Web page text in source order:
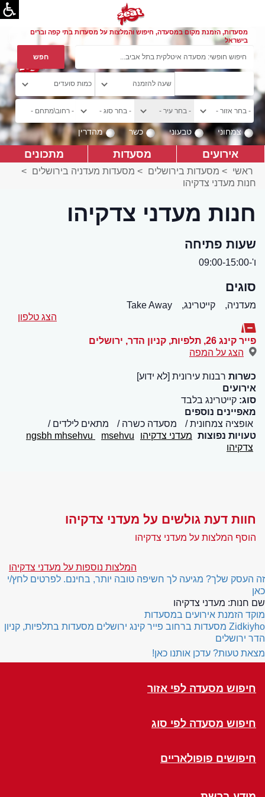
מסעדות, הזמנת מקום במסעדה, חיפוש והמלצות על מסעדות בתי קפה וברים
בישראל
צמחוני טבעוני כשר מהדרין
אירועים מסעדות מתכונים
ראשי > מסעדות בירושלים > מסעדות מעדניה בירושלים >
חנות מעדני צדקיהו
חנות מעדני צדקיהו
שעות פתיחה
ו'-09:00-15:00
סוגים
מעדניה, קייטרינג,
Take Away
הצג טלפון
פייר קינג 26, תלפיות, קניון הדר , ירושלים
הצג על המפה
כשרות רבנות עירונית [לא ידוע]
אירועים
סוג: קייטרינג בלבד
מאפיינים נוספים
אופציה צמחונית
מסעדה כשרה
מתאים לילדים
טעויות נפוצות מעדני צדקיהו ngsbh mhsehvu
msehvu
צדקיהו
חוות דעת גולשים על מעדני צדקיהו
הוסף המלצות על מעדני צדקיהו
המלצות נוספות על מעדני צדקיהו
זה העסק שלך? מגיעה לך חשיפה טובה יותר, בחינם. לפרטים לחץ/י
כאן
שם חנות: מעדני צדקיהו
מוקד הזמנת אירועים במסעדות
Zidkiyho מסעדות ברחוב פייר קינג ירושלים מסעדות בתלפיות, קניון
הדר ירושלים
מצאת טעות? עדכן אותנו כאן!
חיפוש מסעדה לפי אזור
חיפוש מסעדה לפי סוג
חיפושים פופולאריים